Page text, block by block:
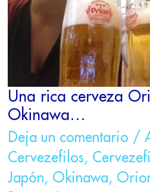
Una rica cerveza
Okinawa…
Deja un comentario /
Cervezefilos,
Japón, Okinawa,